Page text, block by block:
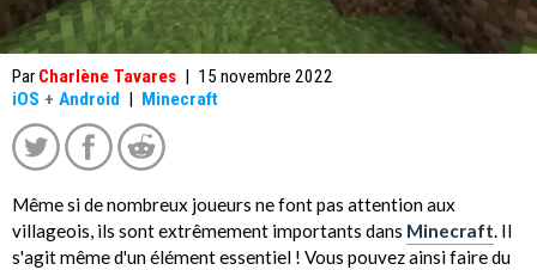
Par Charlène Tavares | 15 novembre 2022
iOS + Android | Minecraft
Même si de nombreux joueurs ne font pas attention aux
villageois, ils sont extrêmement importants dans Minecraft. Il
s'agit même d'un élément essentiel ! Vous pouvez ainsi faire du